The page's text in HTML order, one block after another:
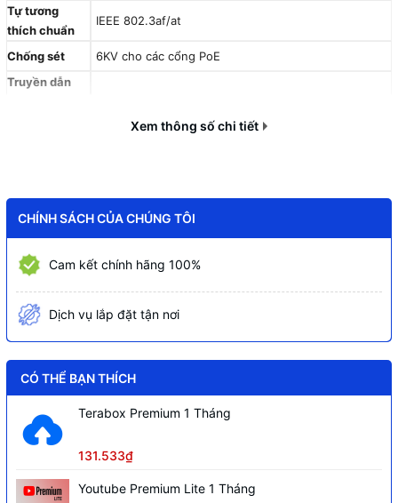
Tự tương
thích chuẩn
IEEE 802.3af/at
Chống sét
6KV cho các cổng PoE
Truyền dẫn
Xem thông số chi tiết
CHÍNH SÁCH CỦA CHÚNG TÔI
Cam kết chính hãng 100%
Dịch vụ lắp đặt tận nơi
CÓ THỂ BẠN THÍCH
Terabox Premium 1 Tháng
131.533₫
Youtube Premium Lite 1 Tháng